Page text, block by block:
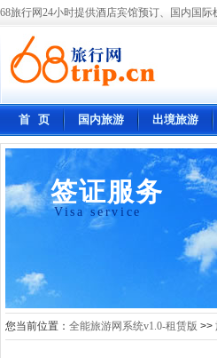
68旅行网24小时提供酒店宾馆预订、国内国
首 页 国内旅游 出境旅游
签证服务
Visa service
您当前位置： 全能旅游网系统v1.0-租赁版 >>